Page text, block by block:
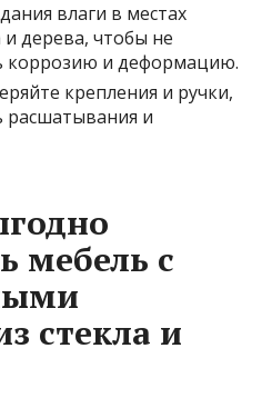
влаги в местах
дерева, чтобы не
коррозию и деформацию.
крепления и ручки,
расшатывания и
мебель с
стекла и